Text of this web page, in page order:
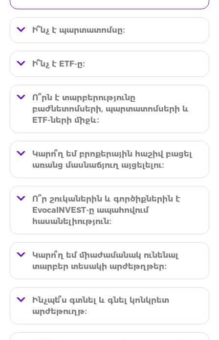
Ի՞նչ է պարտատոմսը։
Ի՞նչ է ETF-ը։
Ո՞րն է տարբերությունը
բաժնետոմսերի, պարտատոմսերի և
ETF-ների միջև։
Կարո՞ղ եմ բրոքերային հաշիվ բացել
առանց մասնաճյուղ այցելելու։
Ո՞ր շուկաներին և գործիքներին է
EvocaINVEST-ը ապահովում
հասանելիություն։
Կարո՞ղ եմ միաժամանակ ունենալ
տարբեր տեսակի արժեթղթեր։
Ինչպե՞ս գտնել և գնել կոնկրետ
արժեթուղթ։